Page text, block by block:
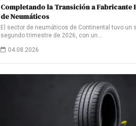
Completando la Transición a Fabricante
de Neumáticos
El sector de neumáticos de Continental tuvo un
segundo trimestre de 2026, con un…
04.08.2026